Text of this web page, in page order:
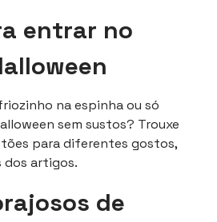
entrar no
na espinha ou só
sem sustos? Trouxe
para diferentes gostos,
dos artigos.
de